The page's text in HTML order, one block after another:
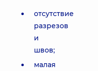
отсутствие
разрезов
и
швов;
малая